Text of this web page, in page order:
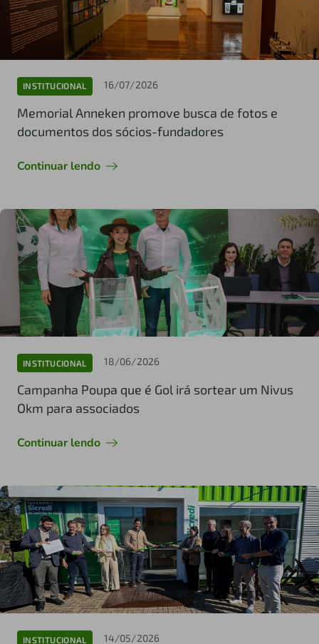
INSTITUCIONAL 16/07/2026
Memorial Anneken promove busca de fotos e
documentos dos sócios-fundadores
Continuar lendo
INSTITUCIONAL 18/06/2026
Campanha Poupa que é Gol irá sortear um Nivus
Okm para associados
Continuar lendo
INSTITUCIONAL 14/05/2026